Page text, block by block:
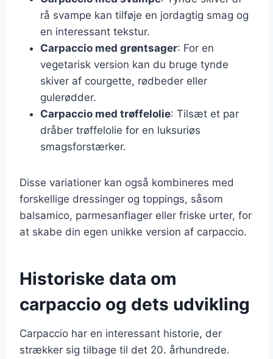
rå svampe kan tilføje en jordagtig smag og
en interessant tekstur.
Carpaccio med grøntsager: For en
vegetarisk version kan du bruge tynde
skiver af courgette, rødbeder eller
gulerødder.
Carpaccio med trøffelolie: Tilsæt et par
dråber trøffelolie for en luksuriøs
smagsforstærker.
Disse variationer kan også kombineres med
forskellige dressinger og toppings, såsom
balsamico, parmesanflager eller friske urter, for
at skabe din egen unikke version af carpaccio.
Historiske data om
carpaccio og dets udvikling
Carpaccio har en interessant historie, der
strækker sig tilbage til det 20. århundrede.